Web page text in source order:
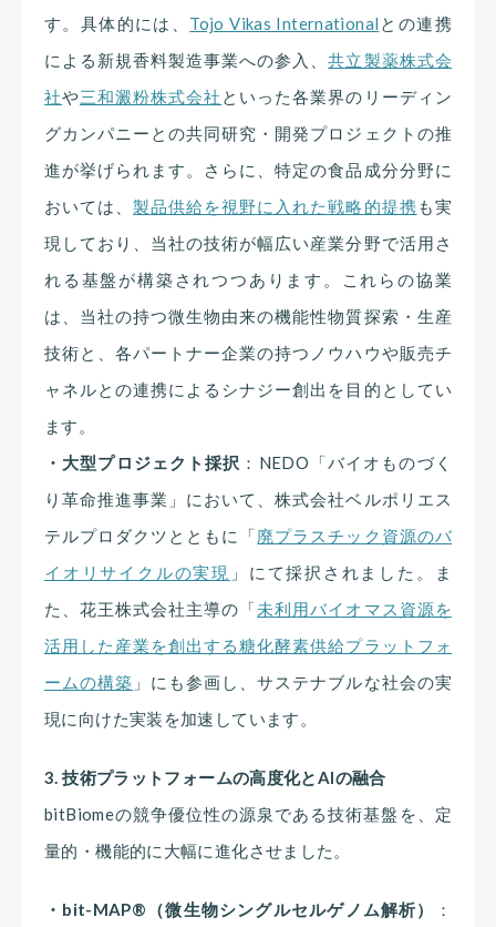
す。具体的には、 Tojo Vikas International との連携
による新規香料製造事業への参入、共立製薬株式会
社や三和澱粉株式会社 といった各業界のリーディン
グカンパニーとの共同研究・開発プロジェクトの推
進が挙げられます。さらに、特定の食品成分分野に
おいては、製品供給を視野に入れた戦略的提携 も実
現しており、当社の技術が幅広い産業分野で活用さ
れる基盤が構築されつつあります。これらの協業
は、当社の持つ微生物由来の機能性物質探索・生産
技術と、各パートナー企業の持つノウハウや販売チ
ャネルとの連携によるシナジー創出を目的としてい
ます。
・大型プロジェクト採択 ：NEDO「バイオものづく
り革命推進事業」において、株式会社ベルポリエス
テルプロダクツとともに「廃プラスチック資源のバ
イオリサイクルの実現 」にて採択されました。ま
た、花王株式会社主導の「未利用バイオマス資源を
活用した産業を創出する糖化酵素供給プラットフォ
ームの構築 」にも参画し、サステナブルな社会の実
現に向けた実装を加速しています。
3. 技術プラットフォームの高度化とAIの融合
bitBiomeの競争優位性の源泉である技術基盤を、定
量的・機能的に大幅に進化させました。
・bit-MAP®︎（微生物シングルセルゲノム解析）
：